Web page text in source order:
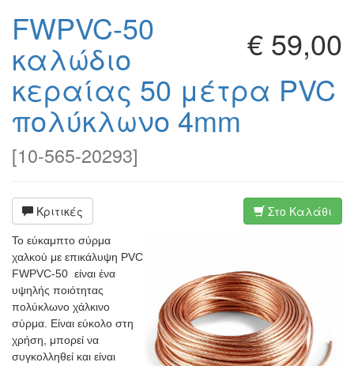
€ 59,00
FWPVC-50
καλώδιο
κεραίας 50 μέτρα PVC
πολύκλωνο 4mm
[10-565-20293]
Κριτικές Στο Καλάθι
Το εύκαμπτο σύρμα
χαλκού με επικάλυψη PVC
FWPVC-50 είναι ένα
υψηλής ποιότητας
πολύκλωνο χάλκινο
σύρμα. Είναι εύκολο στη
χρήση, μπορεί να
συγκολληθεί και είναι